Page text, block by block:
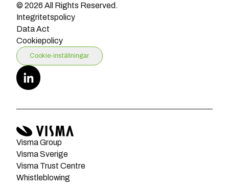
© 2026 All Rights Reserved.
Integritetspolicy
Data Act
Cookiepolicy
Cookie-inställningar
Visma Group
Visma Sverige
Visma Trust Centre
Whistleblowing